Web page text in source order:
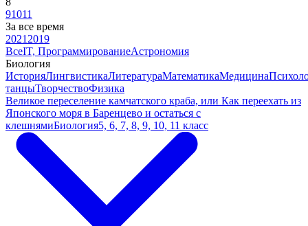
91011
За все время
2021 2019
ВсеIT, ПрограммированиеАстрономия
Биология
ИсторияЛингвистикаЛитератураМатематикаМедицина
танцыТворчествоФизика
Великое переселение камчатского краба, или Как переехать из
Японского моря в Баренцево и остаться с
клешнямиБиология5, 6, 7, 8, 9, 10, 11 класс